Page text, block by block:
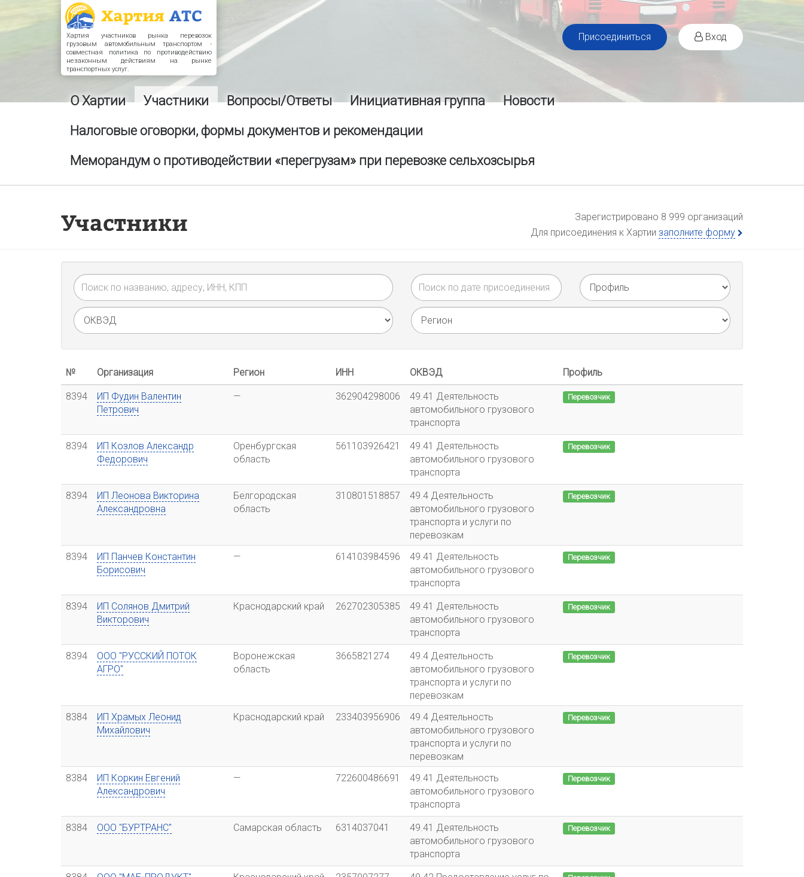
Хартия участников рынка перевозок
грузовым автомобильным транспортом -
совместная политика по противодействию
незаконным действиям на рынке
транспортных услуг.
Присоединиться Вход
О Хартии Участники Вопросы/Ответы Инициативная группа
Новости
Налоговые оговорки, формы документов и рекомендации
Меморандум о противодействии «перегрузам» при перевозке сельхозсырья
Участники
Зарегистрировано 8 999 организаций
Для присоединения к Хартии заполните форму
№ Организация Регион ИНН ОКВЭД Профиль
8394
ИП Фудин Валентин
Петрович
— 362904298006
49.41 Деятельность
автомобильного грузового
транспорта
Перевозчик
8394
ИП Козлов Александр
Федорович
Оренбургская
область
561103926421
49.41 Деятельность
автомобильного грузового
транспорта
Перевозчик
8394
ИП Леонова Викторина
Александровна
Белгородская
область
310801518857
49.4 Деятельность
автомобильного грузового
транспорта и услуги по
перевозкам
Перевозчик
8394
ИП Панчев Константин
Борисович
— 614103984596
49.41 Деятельность
автомобильного грузового
транспорта
Перевозчик
8394
ИП Солянов Дмитрий
Викторович
Краснодарский край 262702305385
49.41 Деятельность
автомобильного грузового
транспорта
Перевозчик
8394
ООО "РУССКИЙ ПОТОК
АГРО"
Воронежская
область
3665821274
49.4 Деятельность
автомобильного грузового
транспорта и услуги по
перевозкам
Перевозчик
8384
ИП Храмых Леонид
Михайлович
Краснодарский край 233403956906
49.4 Деятельность
автомобильного грузового
транспорта и услуги по
перевозкам
Перевозчик
8384
ИП Коркин Евгений
Александрович
— 722600486691
49.41 Деятельность
автомобильного грузового
транспорта
Перевозчик
8384 ООО "БУРТРАНС" Самарская область 6314037041
49.41 Деятельность
автомобильного грузового
транспорта
Перевозчик